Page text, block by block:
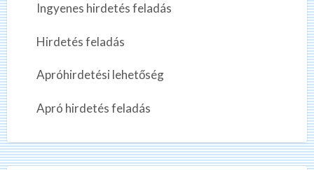
Ingyenes hirdetés feladás
Hirdetés feladás
Apróhirdetési lehetőség
Apró hirdetés feladás